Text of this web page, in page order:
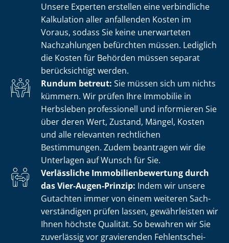
Unsere Experten erstellen eine verbindliche
Kalkulation aller anfallenden Kosten im
Voraus, sodass Sie keine unerwarteten
Nachzahlungen befürchten müssen. Lediglich
die Kosten für Behörden müssen separat
berücksichtigt werden.
Rundum betreut: Sie müssen sich um nichts
kümmern. Wir prüfen Ihre Immobilie in
Herbsleben professionell und informieren Sie
über deren Wert, Zustand, Mängel, Kosten
und alle relevanten rechtlichen
Bestimmungen. Zudem beantragen wir die
Unterlagen auf Wunsch für Sie.
Verlässliche Im­mo­bi­li­en­be­wer­tung durch
das Vier-Augen-Prinzip: Indem wir unsere
Gutachten immer von einem weiteren Sach­
ver­stän­di­gen prüfen lassen, gewährleisten wir
Ihnen höchste Qualität. So bewahren wir Sie
zuverlässig vor gravierenden Fehl­ent­schei­